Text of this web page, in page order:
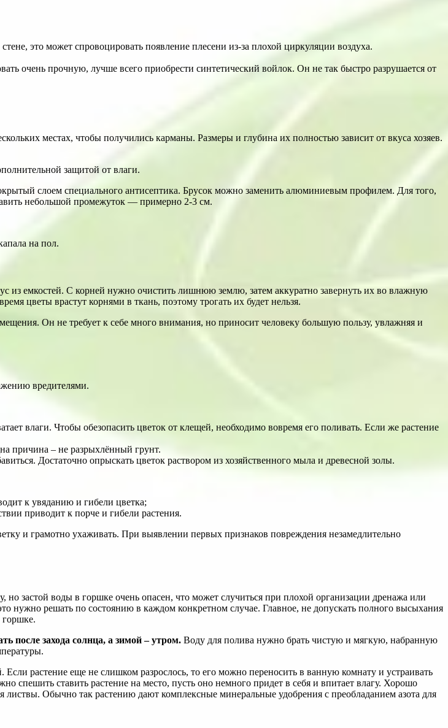
это может спровоцировать появление плесени из-за плохой циркуляции воздуха.
очень прочную, лучше всего приобрести синтетический войлок. Он не так быстро разрушается от
местах, чтобы получились карманы. Размеры и глубина их полностью зависит от вкуса хозяев.
защитой от влаги.
слоем специального антисептика. Брусок можно заменить алюминиевым профилем. Для того,
небольшой промежуток — примерно 2-3 см.
на пол.
из емкостей. С корней нужно очистить лишнюю землю, затем аккуратно завернуть их во влажную
цветы врастут корнями в ткань, поэтому трогать их будет нельзя.
Он не требует к себе много внимания, но приносит человеку большую пользу, увлажняя и
вредителями.
влаги. Чтобы обезопасить цветок от клещей, необходимо вовремя его поливать. Если же растение
причина – не разрыхлённый грунт.
Достаточно опрыскать цветок раствором из хозяйственного мыла и древесной золы.
к увяданию и гибели цветка;
приводит к порче и гибели растения.
и грамотно ухаживать. При выявлении первых признаков повреждения незамедлительно
застой воды в горшке очень опасен, что может случиться при плохой организации дренажа или
нужно решать по состоянию в каждом конкретном случае. Главное, не допускать полного высыхания
горшке.
после захода солнца, а зимой – утром. Воду для полива нужно брать чистую и мягкую, набранную
растение еще не слишком разрослось, то его можно переносить в ванную комнату и устраивать
ставить растение на место, пусть оно немного придет в себя и впитает влагу. Хорошо
Обычно так растению дают комплексные минеральные удобрения с преобладанием азота для